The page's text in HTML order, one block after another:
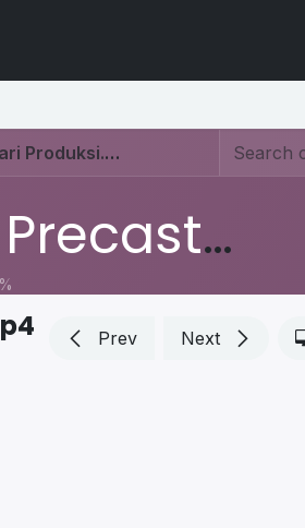
Produksi.mp4
Tutorial Dept Precast- Cara Penggunaan Aplikasi Odoo ERP
%
Prev Next